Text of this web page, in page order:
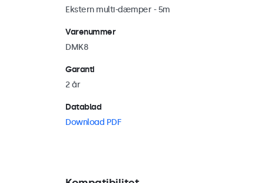
Ekstern multi-dæmper - 5m
Varenummer
DMK8
Garanti
2 år
Datablad
Download PDF